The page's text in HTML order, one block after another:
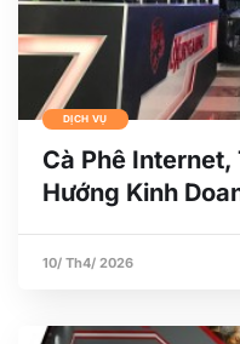
DỊCH VỤ
Cà Phê
Hướng Kinh
10/ Th4/ 2026